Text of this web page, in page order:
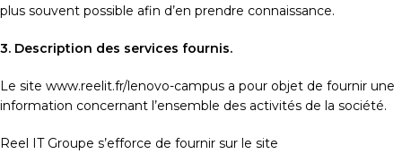
plus souvent possible afin d’en prendre connaissance.
3. Description des services fournis.
Le site www.reelit.fr/lenovo-campus a pour objet de fournir une
information concernant l’ensemble des activités de la société.
Reel IT Groupe s’efforce de fournir sur le site